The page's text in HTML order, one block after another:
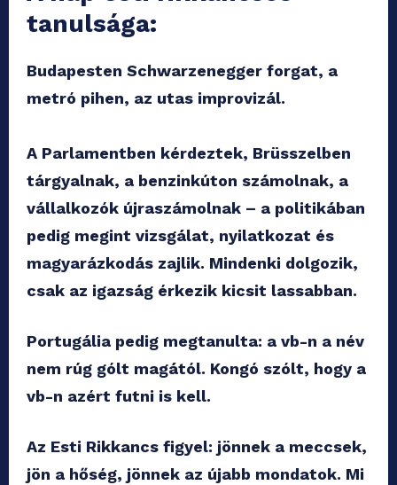
tanulsága:
Budapesten Schwarzenegger forgat, a
metró pihen, az utas improvizál.
A Parlamentben kérdeztek, Brüsszelben
tárgyalnak, a benzinkúton számolnak, a
vállalkozók újraszámolnak – a politikában
pedig megint vizsgálat, nyilatkozat és
magyarázkodás zajlik. Mindenki dolgozik,
csak az igazság érkezik kicsit lassabban.
Portugália pedig megtanulta: a vb-n a név
nem rúg gólt magától. Kongó szólt, hogy a
vb-n azért futni is kell.
Az Esti Rikkancs figyel: jönnek a meccsek,
jön a hőség, jönnek az újabb mondatok. Mi